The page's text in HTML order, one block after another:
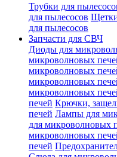
Трубки для
для пылесосов Щетки
для пылесосов
Запчасти для СВЧ
Диоды для
микроволновых
микроволновых
микроволновых
микроволновых
печей Крючки,
печей Лампы для
для микроволновых
микроволновых
печей